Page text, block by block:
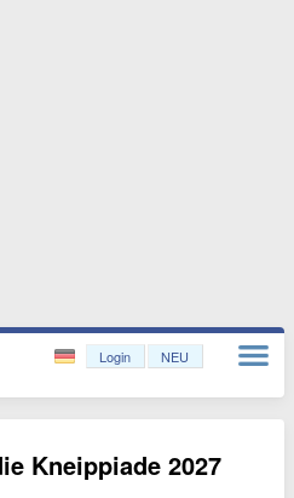
Login NEU
Kneippiade 2027